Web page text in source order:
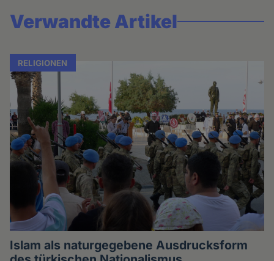
Verwandte Artikel
RELIGIONEN
Islam als naturgegebene Ausdrucksform